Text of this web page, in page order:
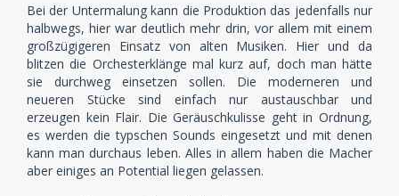
Bei der Untermalung kann die Produktion das jedenfalls nur
halbwegs, hier war deutlich mehr drin, vor allem mit einem
großzügigeren Einsatz von alten Musiken. Hier und da
blitzen die Orchesterklänge mal kurz auf, doch man hätte
sie durchweg einsetzen sollen. Die moderneren und
neueren Stücke sind einfach nur austauschbar und
erzeugen kein Flair. Die Geräuschkulisse geht in Ordnung,
es werden die typschen Sounds eingesetzt und mit denen
kann man durchaus leben. Alles in allem haben die Macher
aber einiges an Potential liegen gelassen.